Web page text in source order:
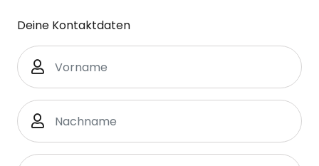
Deine Kontaktdaten